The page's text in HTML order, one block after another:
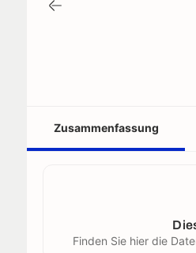
Zusammenfassung
Finden Sie hier die